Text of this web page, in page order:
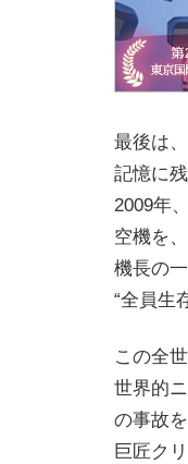
最後は、
記憶に
2009年
空機を、
機長の
“全員生
この全
世界的
の事故を
巨匠ク